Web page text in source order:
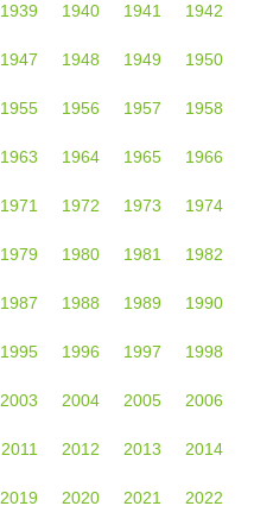
1939 1940 1941 1942
1947 1948 1949 1950
1955 1956 1957 1958
1963 1964 1965 1966
1971 1972 1973 1974
1979 1980 1981 1982
1987 1988 1989 1990
1995 1996 1997 1998
2003 2004 2005 2006
2011 2012 2013 2014
2019 2020 2021 2022